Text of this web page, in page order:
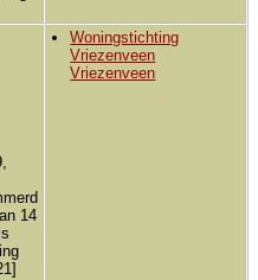
14
Woningstichting
Vriezenveen
Vriezenveen